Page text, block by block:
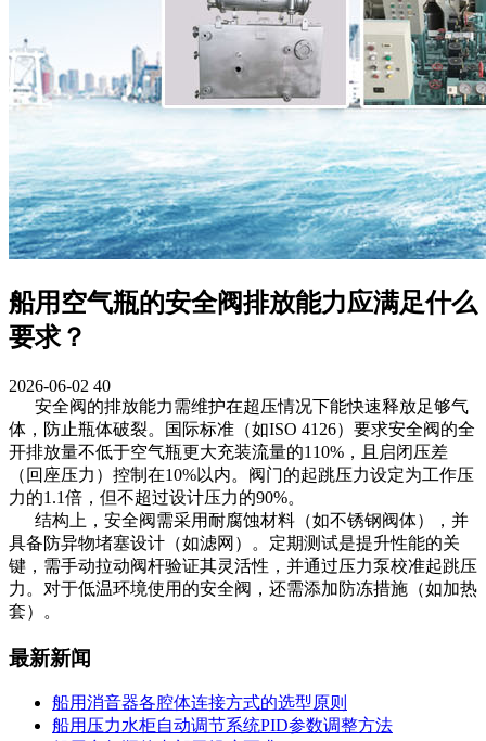
‌船用空气瓶的安全阀排放能力应满足什么
要求？‌
2026-06-02 40
安全阀的排放能力需维护在超压情况下能快速释放足够气
体，防止瓶体破裂。国际标准（如ISO 4126）要求安全阀的全
开排放量不低于空气瓶更大充装流量的110%，且启闭压差
（回座压力）控制在10%以内。阀门的起跳压力设定为工作压
力的1.1倍，但不超过设计压力的90%。
结构上，安全阀需采用耐腐蚀材料（如不锈钢阀体），并
具备防异物堵塞设计（如滤网）。定期测试是提升性能的关
键，需手动拉动阀杆验证其灵活性，并通过压力泵校准起跳压
力。对于低温环境使用的安全阀，还需添加防冻措施（如加热
套）。
最新新闻
船用消音器各腔体连接方式的选型原则
船用压力水柜自动调节系统PID参数调整方法